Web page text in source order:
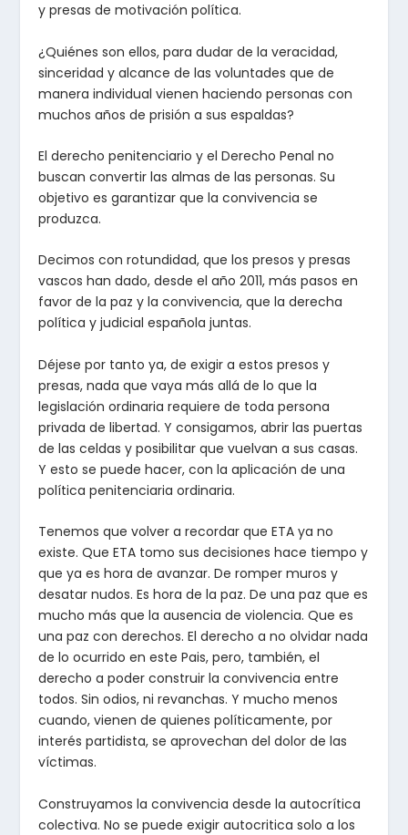
y presas de motivación política.
¿Quiénes son ellos, para dudar de la veracidad,
sinceridad y alcance de las voluntades que de
manera individual vienen haciendo personas con
muchos años de prisión a sus espaldas?
El derecho penitenciario y el Derecho Penal no
buscan convertir las almas de las personas. Su
objetivo es garantizar que la convivencia se
produzca.
Decimos con rotundidad, que los presos y presas
vascos han dado, desde el año 2011, más pasos en
favor de la paz y la convivencia, que la derecha
política y judicial española juntas.
Déjese por tanto ya, de exigir a estos presos y
presas, nada que vaya más allá de lo que la
legislación ordinaria requiere de toda persona
privada de libertad. Y consigamos, abrir las puertas
de las celdas y posibilitar que vuelvan a sus casas.
Y esto se puede hacer, con la aplicación de una
política penitenciaria ordinaria.
Tenemos que volver a recordar que ETA ya no
existe. Que ETA tomo sus decisiones hace tiempo y
que ya es hora de avanzar. De romper muros y
desatar nudos. Es hora de la paz. De una paz que es
mucho más que la ausencia de violencia. Que es
una paz con derechos. El derecho a no olvidar nada
de lo ocurrido en este Pais, pero, también, el
derecho a poder construir la convivencia entre
todos. Sin odios, ni revanchas. Y mucho menos
cuando, vienen de quienes políticamente, por
interés partidista, se aprovechan del dolor de las
víctimas.
Construyamos la convivencia desde la autocrítica
colectiva. No se puede exigir autocritica solo a los